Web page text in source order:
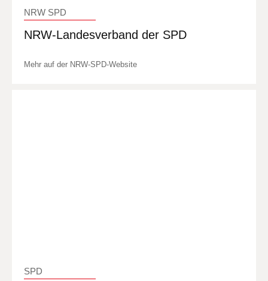
NRW SPD
NRW-Landesverband der SPD
Mehr auf der NRW-SPD-Website
SPD